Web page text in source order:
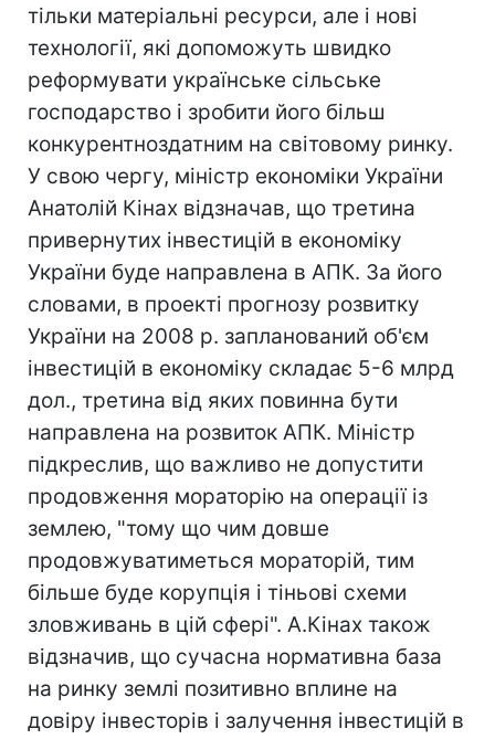
тільки матеріальні ресурси, але і нові
технології, які допоможуть швидко
реформувати українське сільське
господарство і зробити його більш
конкурентноздатним на світовому ринку.
У свою чергу, міністр економіки України
Анатолій Кінах відзначав, що третина
привернутих інвестицій в економіку
України буде направлена в АПК. За його
словами, в проекті прогнозу розвитку
України на 2008 р. запланований об'єм
інвестицій в економіку складає 5-6 млрд
дол., третина від яких повинна бути
направлена на розвиток АПК. Міністр
підкреслив, що важливо не допустити
продовження мораторію на операції із
землею, "тому що чим довше
продовжуватиметься мораторій, тим
більше буде корупція і тіньові схеми
зловживань в цій сфері". А.Кінах також
відзначив, що сучасна нормативна база
на ринку землі позитивно вплине на
довіру інвесторів і залучення інвестицій в